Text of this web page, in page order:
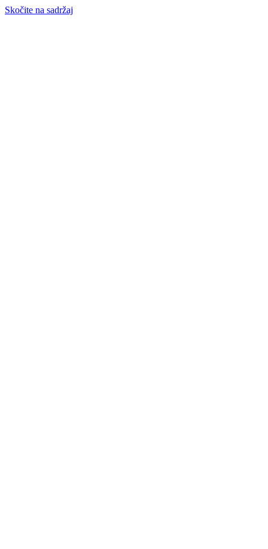
Skočite na sadržaj